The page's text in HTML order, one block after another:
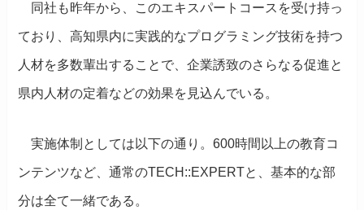
同社も昨年から、このエキスパートコースを受け持っ
ており、高知県内に実践的なプログラミング技術を持つ
人材を多数輩出することで、企業誘致のさらなる促進と
県内人材の定着などの効果を見込んでいる。
実施体制としては以下の通り。600時間以上の教育コ
ンテンツなど、通常のTECH::EXPERTと、基本的な部
分は全て一緒である。